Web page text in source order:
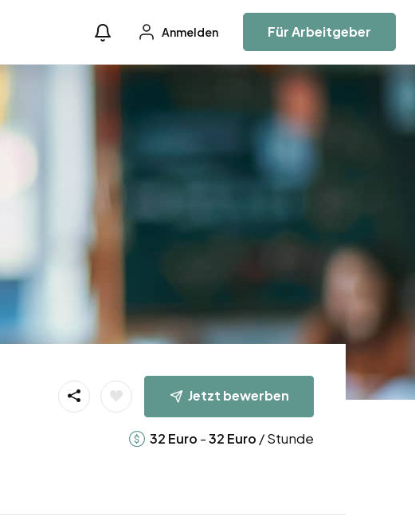
Anmelden Für Arbeitgeber
Jetzt bewerben
32 Euro -32 Euro / Stunde